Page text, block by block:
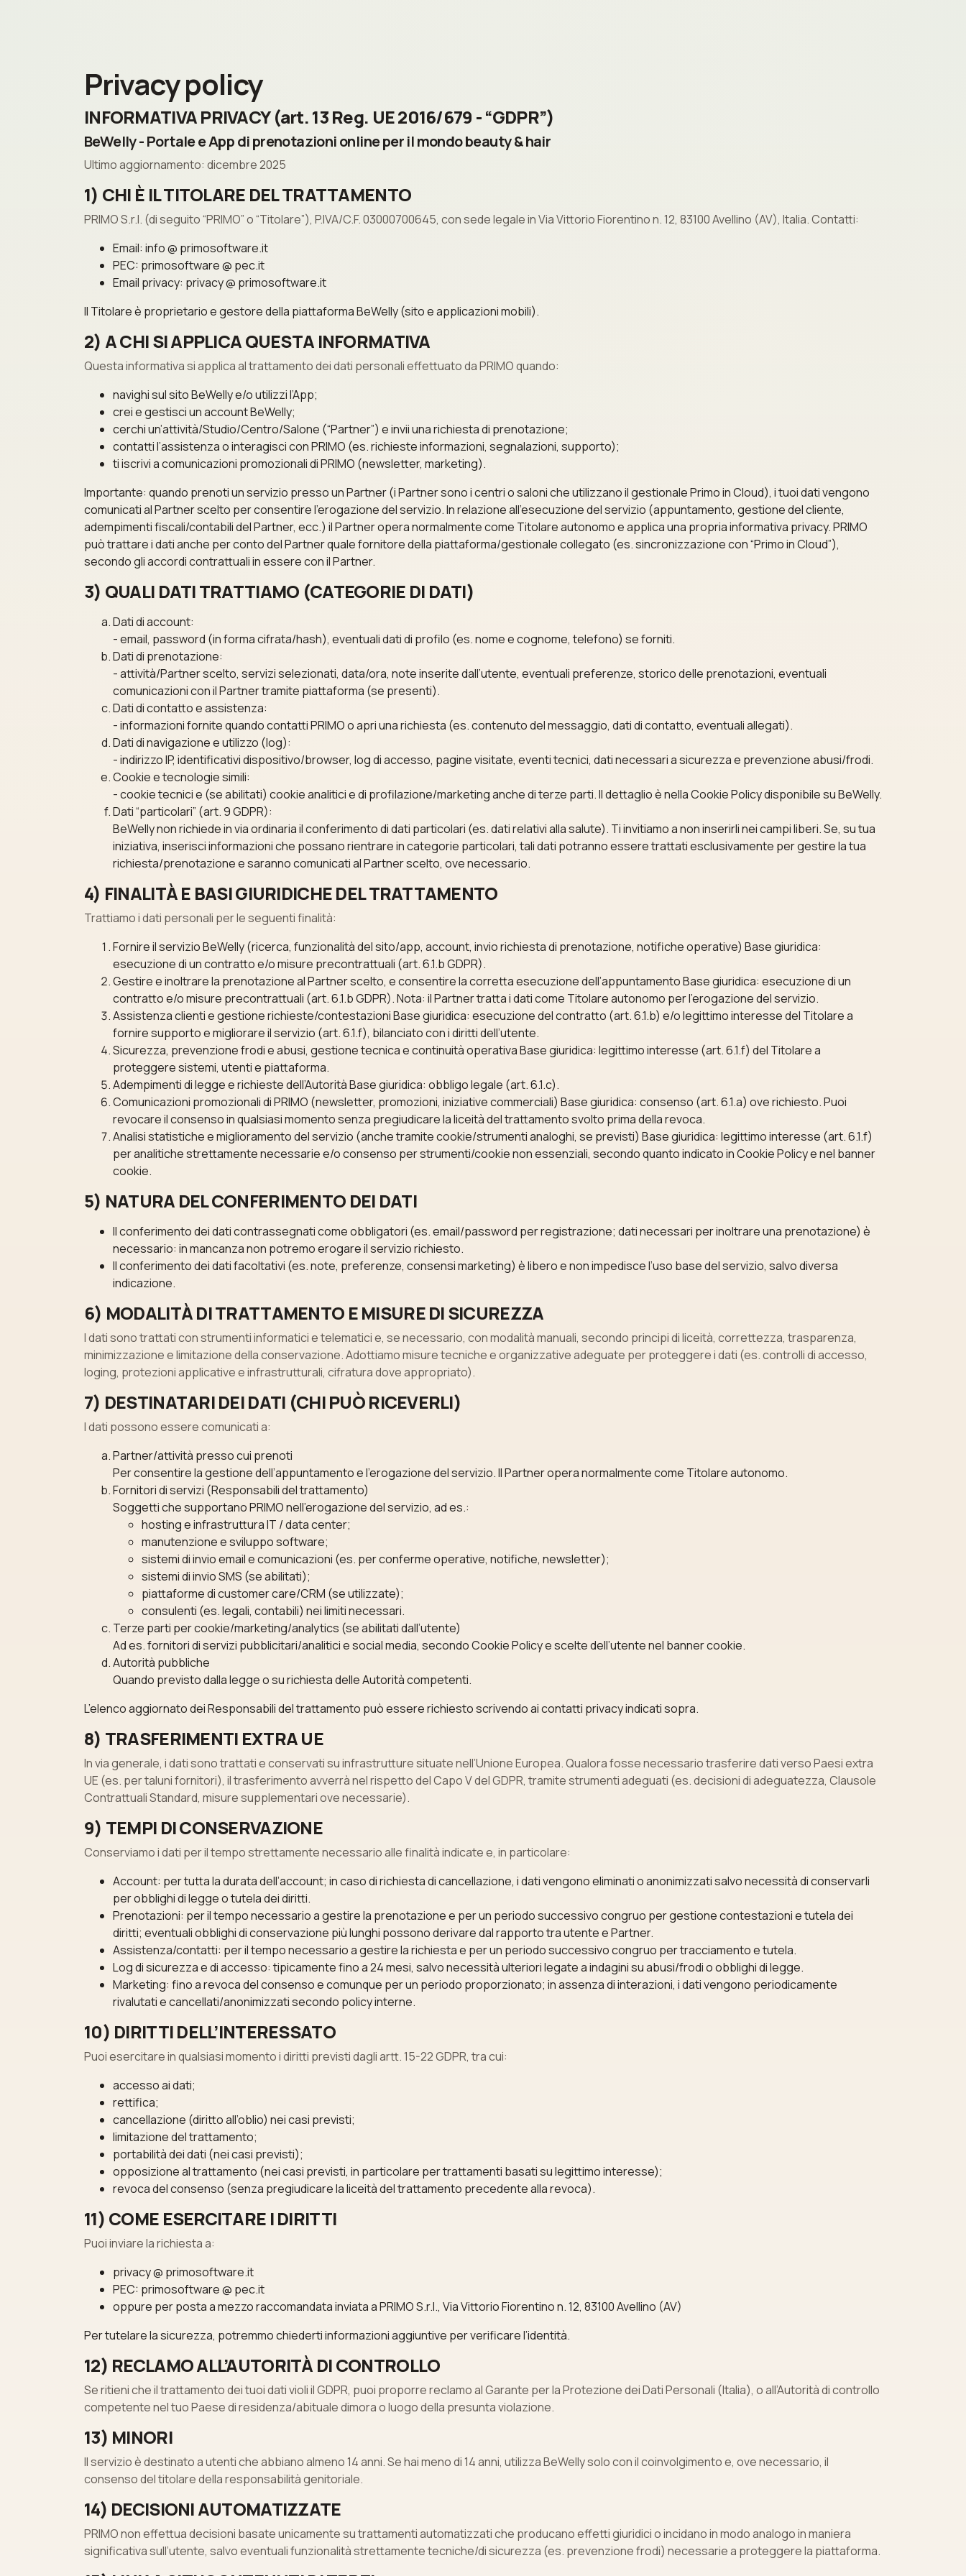
Privacy policy
INFORMATIVA PRIVACY (art. 13 Reg. UE 2016/679 - “GDPR”)
BeWelly - Portale e App di prenotazioni online per il mondo beauty & hair
Ultimo aggiornamento: dicembre 2025
1) CHI È IL TITOLARE DEL TRATTAMENTO
PRIMO S.r.l. (di seguito “PRIMO” o “Titolare”), P.IVA/C.F. 03000700645, con sede legale in Via Vittorio Fiorentino n. 12, 83100 Avellino (AV), Italia. Contatti:
Email: info @ primosoftware.it
PEC: primosoftware @ pec.it
Email privacy: privacy @ primosoftware.it
Il Titolare è proprietario e gestore della piattaforma BeWelly (sito e applicazioni mobili).
2) A CHI SI APPLICA QUESTA INFORMATIVA
Questa informativa si applica al trattamento dei dati personali effettuato da PRIMO quando:
navighi sul sito BeWelly e/o utilizzi l’App;
crei e gestisci un account BeWelly;
cerchi un’attività/Studio/Centro/Salone (“Partner”) e invii una richiesta di prenotazione;
contatti l’assistenza o interagisci con PRIMO (es. richieste informazioni, segnalazioni, supporto);
ti iscrivi a comunicazioni promozionali di PRIMO (newsletter, marketing).
Importante: quando prenoti un servizio presso un Partner (i Partner sono i centri o saloni che utilizzano il gestionale Primo in Cloud), i tuoi dati vengono
comunicati al Partner scelto per consentire l’erogazione del servizio. In relazione all’esecuzione del servizio (appuntamento, gestione del cliente,
adempimenti fiscali/contabili del Partner, ecc.) il Partner opera normalmente come Titolare autonomo e applica una propria informativa privacy. PRIMO
può trattare i dati anche per conto del Partner quale fornitore della piattaforma/gestionale collegato (es. sincronizzazione con “Primo in Cloud”),
secondo gli accordi contrattuali in essere con il Partner.
3) QUALI DATI TRATTIAMO (CATEGORIE DI DATI)
Dati di account:
- email, password (in forma cifrata/hash), eventuali dati di profilo (es. nome e cognome, telefono) se forniti.
Dati di prenotazione:
- attività/Partner scelto, servizi selezionati, data/ora, note inserite dall’utente, eventuali preferenze, storico delle prenotazioni, eventuali
comunicazioni con il Partner tramite piattaforma (se presenti).
Dati di contatto e assistenza:
- informazioni fornite quando contatti PRIMO o apri una richiesta (es. contenuto del messaggio, dati di contatto, eventuali allegati).
Dati di navigazione e utilizzo (log):
- indirizzo IP, identificativi dispositivo/browser, log di accesso, pagine visitate, eventi tecnici, dati necessari a sicurezza e prevenzione abusi/frodi.
Cookie e tecnologie simili:
- cookie tecnici e (se abilitati) cookie analitici e di profilazione/marketing anche di terze parti. Il dettaglio è nella Cookie Policy disponibile su BeWelly.
Dati “particolari” (art. 9 GDPR):
BeWelly non richiede in via ordinaria il conferimento di dati particolari (es. dati relativi alla salute). Ti invitiamo a non inserirli nei campi liberi. Se, su tua
iniziativa, inserisci informazioni che possano rientrare in categorie particolari, tali dati potranno essere trattati esclusivamente per gestire la tua
richiesta/prenotazione e saranno comunicati al Partner scelto, ove necessario.
4) FINALITÀ E BASI GIURIDICHE DEL TRATTAMENTO
Trattiamo i dati personali per le seguenti finalità:
Fornire il servizio BeWelly (ricerca, funzionalità del sito/app, account, invio richiesta di prenotazione, notifiche operative) Base giuridica:
esecuzione di un contratto e/o misure precontrattuali (art. 6.1.b GDPR).
Gestire e inoltrare la prenotazione al Partner scelto, e consentire la corretta esecuzione dell’appuntamento Base giuridica: esecuzione di un
contratto e/o misure precontrattuali (art. 6.1.b GDPR). Nota: il Partner tratta i dati come Titolare autonomo per l’erogazione del servizio.
Assistenza clienti e gestione richieste/contestazioni Base giuridica: esecuzione del contratto (art. 6.1.b) e/o legittimo interesse del Titolare a
fornire supporto e migliorare il servizio (art. 6.1.f), bilanciato con i diritti dell’utente.
Sicurezza, prevenzione frodi e abusi, gestione tecnica e continuità operativa Base giuridica: legittimo interesse (art. 6.1.f) del Titolare a
proteggere sistemi, utenti e piattaforma.
Adempimenti di legge e richieste dell’Autorità Base giuridica: obbligo legale (art. 6.1.c).
Comunicazioni promozionali di PRIMO (newsletter, promozioni, iniziative commerciali) Base giuridica: consenso (art. 6.1.a) ove richiesto. Puoi
revocare il consenso in qualsiasi momento senza pregiudicare la liceità del trattamento svolto prima della revoca.
Analisi statistiche e miglioramento del servizio (anche tramite cookie/strumenti analoghi, se previsti) Base giuridica: legittimo interesse (art. 6.1.f)
per analitiche strettamente necessarie e/o consenso per strumenti/cookie non essenziali, secondo quanto indicato in Cookie Policy e nel banner
cookie.
5) NATURA DEL CONFERIMENTO DEI DATI
Il conferimento dei dati contrassegnati come obbligatori (es. email/password per registrazione; dati necessari per inoltrare una prenotazione) è
necessario: in mancanza non potremo erogare il servizio richiesto.
Il conferimento dei dati facoltativi (es. note, preferenze, consensi marketing) è libero e non impedisce l’uso base del servizio, salvo diversa
indicazione.
6) MODALITÀ DI TRATTAMENTO E MISURE DI SICUREZZA
I dati sono trattati con strumenti informatici e telematici e, se necessario, con modalità manuali, secondo principi di liceità, correttezza, trasparenza,
minimizzazione e limitazione della conservazione. Adottiamo misure tecniche e organizzative adeguate per proteggere i dati (es. controlli di accesso,
loging, protezioni applicative e infrastrutturali, cifratura dove appropriato).
7) DESTINATARI DEI DATI (CHI PUÒ RICEVERLI)
I dati possono essere comunicati a:
Partner/attività presso cui prenoti
Per consentire la gestione dell’appuntamento e l’erogazione del servizio. Il Partner opera normalmente come Titolare autonomo.
Fornitori di servizi (Responsabili del trattamento)
Soggetti che supportano PRIMO nell’erogazione del servizio, ad es.:
hosting e infrastruttura IT / data center;
manutenzione e sviluppo software;
sistemi di invio email e comunicazioni (es. per conferme operative, notifiche, newsletter);
sistemi di invio SMS (se abilitati);
piattaforme di customer care/CRM (se utilizzate);
consulenti (es. legali, contabili) nei limiti necessari.
Terze parti per cookie/marketing/analytics (se abilitati dall’utente)
Ad es. fornitori di servizi pubblicitari/analitici e social media, secondo Cookie Policy e scelte dell’utente nel banner cookie.
Autorità pubbliche
Quando previsto dalla legge o su richiesta delle Autorità competenti.
L’elenco aggiornato dei Responsabili del trattamento può essere richiesto scrivendo ai contatti privacy indicati sopra.
8) TRASFERIMENTI EXTRA UE
In via generale, i dati sono trattati e conservati su infrastrutture situate nell’Unione Europea. Qualora fosse necessario trasferire dati verso Paesi extra
UE (es. per taluni fornitori), il trasferimento avverrà nel rispetto del Capo V del GDPR, tramite strumenti adeguati (es. decisioni di adeguatezza, Clausole
Contrattuali Standard, misure supplementari ove necessarie).
9) TEMPI DI CONSERVAZIONE
Conserviamo i dati per il tempo strettamente necessario alle finalità indicate e, in particolare:
Account: per tutta la durata dell’account; in caso di richiesta di cancellazione, i dati vengono eliminati o anonimizzati salvo necessità di conservarli
per obblighi di legge o tutela dei diritti.
Prenotazioni: per il tempo necessario a gestire la prenotazione e per un periodo successivo congruo per gestione contestazioni e tutela dei
diritti; eventuali obblighi di conservazione più lunghi possono derivare dal rapporto tra utente e Partner.
Assistenza/contatti: per il tempo necessario a gestire la richiesta e per un periodo successivo congruo per tracciamento e tutela.
Log di sicurezza e di accesso: tipicamente fino a 24 mesi, salvo necessità ulteriori legate a indagini su abusi/frodi o obblighi di legge.
Marketing: fino a revoca del consenso e comunque per un periodo proporzionato; in assenza di interazioni, i dati vengono periodicamente
rivalutati e cancellati/anonimizzati secondo policy interne.
10) DIRITTI DELL’INTERESSATO
Puoi esercitare in qualsiasi momento i diritti previsti dagli artt. 15-22 GDPR, tra cui:
accesso ai dati;
rettifica;
cancellazione (diritto all’oblio) nei casi previsti;
limitazione del trattamento;
portabilità dei dati (nei casi previsti);
opposizione al trattamento (nei casi previsti, in particolare per trattamenti basati su legittimo interesse);
revoca del consenso (senza pregiudicare la liceità del trattamento precedente alla revoca).
11) COME ESERCITARE I DIRITTI
Puoi inviare la richiesta a:
privacy @ primosoftware.it
PEC: primosoftware @ pec.it
oppure per posta a mezzo raccomandata inviata a PRIMO S.r.l., Via Vittorio Fiorentino n. 12, 83100 Avellino (AV)
Per tutelare la sicurezza, potremmo chiederti informazioni aggiuntive per verificare l’identità.
12) RECLAMO ALL’AUTORITÀ DI CONTROLLO
Se ritieni che il trattamento dei tuoi dati violi il GDPR, puoi proporre reclamo al Garante per la Protezione dei Dati Personali (Italia), o all’Autorità di controllo
competente nel tuo Paese di residenza/abituale dimora o luogo della presunta violazione.
13) MINORI
Il servizio è destinato a utenti che abbiano almeno 14 anni. Se hai meno di 14 anni, utilizza BeWelly solo con il coinvolgimento e, ove necessario, il
consenso del titolare della responsabilità genitoriale.
14) DECISIONI AUTOMATIZZATE
PRIMO non effettua decisioni basate unicamente su trattamenti automatizzati che producano effetti giuridici o incidano in modo analogo in maniera
significativa sull’utente, salvo eventuali funzionalità strettamente tecniche/di sicurezza (es. prevenzione frodi) necessarie a proteggere la piattaforma.